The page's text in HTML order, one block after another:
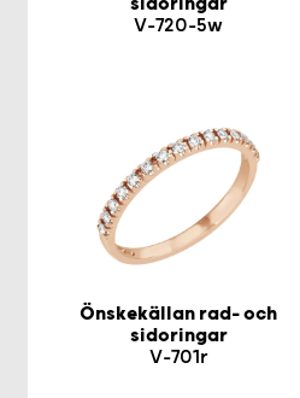
V-720-5w
Önskekällan rad- och
sidoringar
V-701r